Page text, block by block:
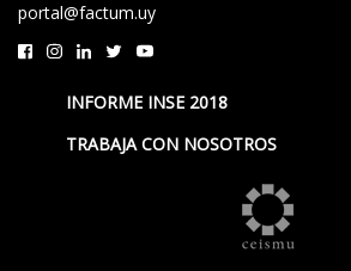
portal@factum.uy
INFORME INSE 2018
TRABAJA CON NOSOTROS